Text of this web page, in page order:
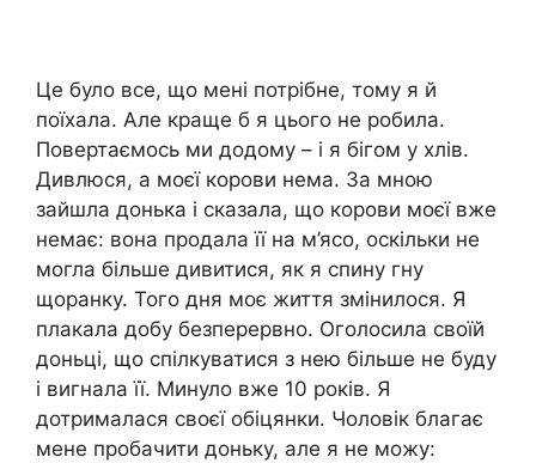
Це було все, що мені потрібне, тому я й
поїхала. Але краще б я цього не робила.
Повертаємось ми додому – і я бігом у хлів.
Дивлюся, а моєї корови нема. За мною
зайшла донька і сказала, що корови моєї вже
немає: вона продала її на м’ясо, оскільки не
могла більше дивитися, як я спину гну
щоранку. Того дня моє життя змінилося. Я
плакала добу безперервно. Оголосила своїй
доньці, що спілкуватися з нею більше не буду
і вигнала її. Минуло вже 10 років. Я
дотрималася своєї обіцянки. Чоловік благає
мене пробачити доньку, але я не можу: